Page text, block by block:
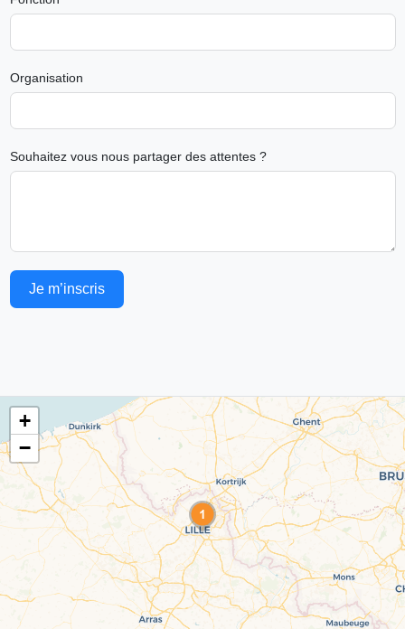
Organisation
Souhaitez vous nous partager des attentes ?
Je m’inscris
+
−